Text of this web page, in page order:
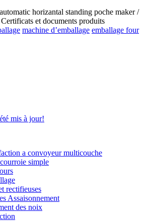
machine d’emballage emballage four
mis à jour!
a convoyeur multicouche
simple
rectifieuses
Assaisonnement
des noix